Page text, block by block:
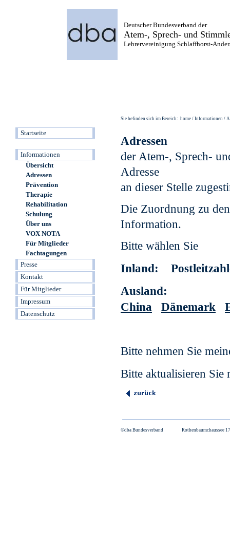
Deutscher Bundesverband der
Atem-, Sprech- und
Lehrervereinigung Schlaffhorst-
Startseite
Informationen
Übersicht
Adressen
Prävention
Therapie
Rehabilitation
Schulung
Über uns
VOX NOTA
Für Mitglieder
Fachtagungen
Presse
Kontakt
Für Mitglieder
Impressum
Datenschutz
Sie befinden sich im Bereich: home / Informationen /